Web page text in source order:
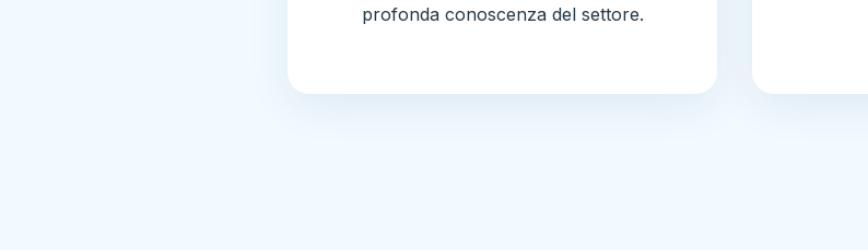
profonda conoscenza del settore.